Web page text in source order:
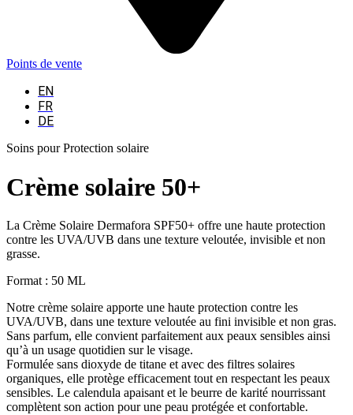
Points de vente
EN
FR
DE
Soins pour Protection solaire
Crème solaire 50+
La Crème Solaire Dermafora SPF50+ offre une haute protection
contre les UVA/UVB dans une texture veloutée, invisible et non
grasse.
Format : 50 ML
Notre crème solaire apporte une haute protection contre les
UVA/UVB, dans une texture veloutée au fini invisible et non gras.
Sans parfum, elle convient parfaitement aux peaux sensibles ainsi
qu’à un usage quotidien sur le visage.
Formulée sans dioxyde de titane et avec des filtres solaires
organiques, elle protège efficacement tout en respectant les peaux
sensibles. Le calendula apaisant et le beurre de karité nourrissant
complètent son action pour une peau protégée et confortable.